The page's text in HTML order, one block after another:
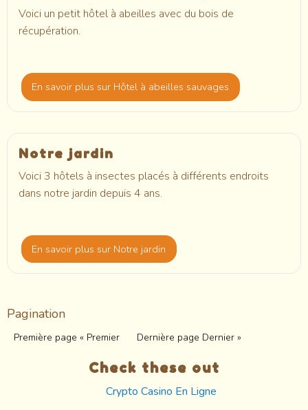
Voici un petit hôtel à abeilles avec du bois de
récupération.
En savoir plussur Hôtel à abeilles sauvages
Notre jardin
Voici 3 hôtels à insectes placés à différents endroits
dans notre jardin depuis 4 ans.
En savoir plussur Notre jardin
Pagination
Première page « Premier Dernière page Dernier »
Check these out
Crypto Casino En Ligne